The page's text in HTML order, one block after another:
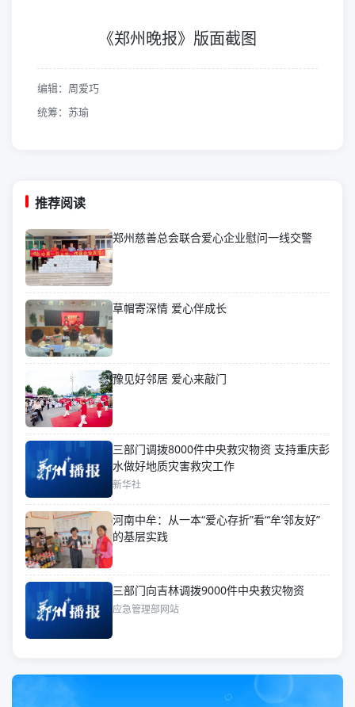
《郑州晚报》版面截图
编辑：周爱巧
统筹：苏瑜
推荐阅读
郑州慈善总会联合爱心企业慰问一线交警
草帽寄深情 爱心伴成长
豫见好邻居 爱心来敲门
三部门调拨8000件中央救灾物资 支持重庆彭
水做好地质灾害救灾工作
新华社
河南中牟：从一本“爱心存折”看“‘牟’邻友好”
的基层实践
三部门向吉林调拨9000件中央救灾物资
应急管理部网站